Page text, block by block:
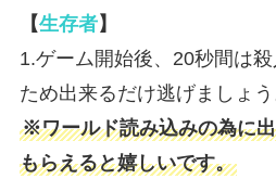
【生存者】
1.ゲーム開始後、20秒間は
ため出来るだけ逃げましょう
※ワールド読み込みの為に
もらえると嬉しいです。